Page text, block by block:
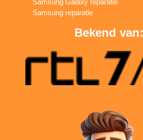
Samsung Galaxy reparatie
Samsung reparatie
Bekend van: